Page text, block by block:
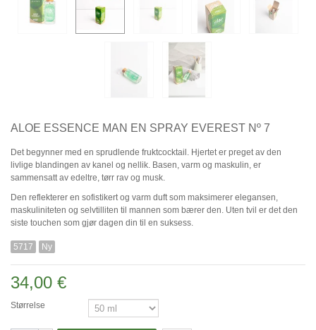
ALOE ESSENCE MAN EN SPRAY EVEREST Nº 7
Det begynner med en sprudlende fruktcocktail. Hjertet er preget av den
livlige blandingen av kanel og nellik. Basen, varm og maskulin, er
sammensatt av edeltre, tørr rav og musk.
Den reflekterer en sofistikert og varm duft som maksimerer elegansen,
maskuliniteten og selvtilliten til mannen som bærer den. Uten tvil er det den
siste touchen som gjør dagen din til en suksess.
5717 Ny
34,00 €
Størrelse